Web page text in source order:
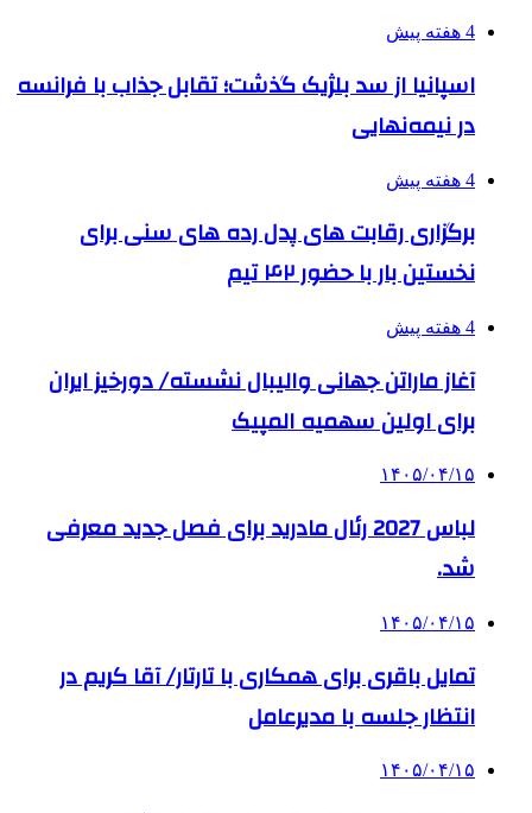
4 هفته پیش
اسپانیا از سد بلژیک گذشت؛ تقابل جذاب با فرانسه
در نیمه‌نهایی
4 هفته پیش
برگزاری رقابت های پدل رده های سنی برای
نخستین بار با حضور ۴۲ تیم
4 هفته پیش
آغاز ماراتن جهانی والیبال نشسته/ دورخیز ایران
برای اولین سهمیه المپیک
۱۴۰۵/۰۴/۱۵
لباس 2027 رئال مادرید برای فصل جدید معرفی
شد.
۱۴۰۵/۰۴/۱۵
تمایل باقری برای همکاری با تارتار/ آقا کریم در
انتظار جلسه با مدیرعامل
۱۴۰۵/۰۴/۱۵